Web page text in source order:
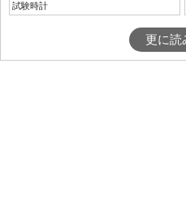
試験時計
更に読